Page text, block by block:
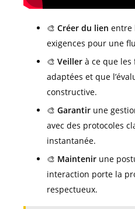
🎨 Créer du lien entre
exigences pour une
🎨 Veiller à ce que
adaptées et que
constructive.
🎨 Garantir une
avec des protocoles
instantanée.
🎨 Maintenir une
interaction porte la
respectueux.